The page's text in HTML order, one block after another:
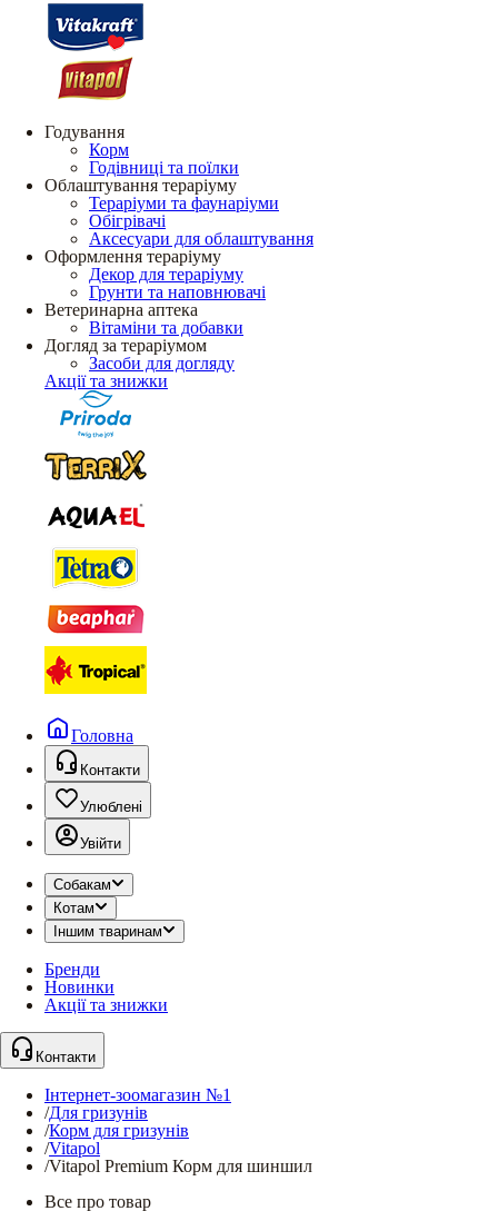
Годування
Корм
Годівниці та поїлки
Облаштування тераріуму
Тераріуми та фаунаріуми
Обігрівачі
Аксесуари для облаштування
Оформлення тераріуму
Декор для тераріуму
Грунти та наповнювачі
Ветеринарна аптека
Вітаміни та добавки
Догляд за тераріумом
Засоби для догляду
Акції та знижки
Головна
Контакти
Улюблені
Увійти
Собакам
Котам
Іншим тваринам
Бренди
Новинки
Акції та знижки
Контакти
Інтернет-зоомагазин №1
/Для гризунів
/Корм для гризунів
/Vitapol
/Vitapol Premium Корм для шиншил
Все про товар